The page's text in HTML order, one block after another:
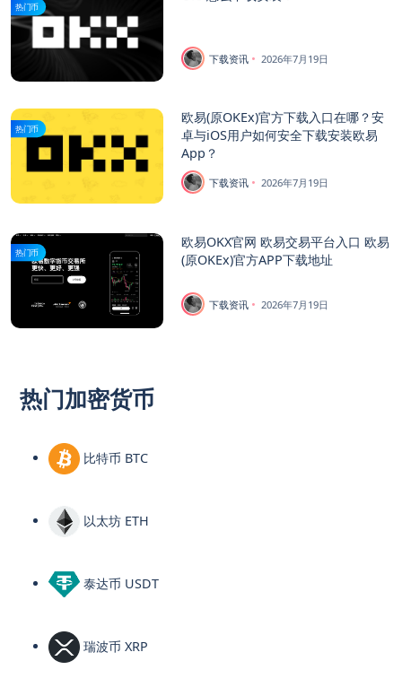
热门币
下载资讯 2026年7月19日
热门币
欧易(原OKEx)官方下载入口在哪？安
卓与iOS用户如何安全下载安装欧易
App？
下载资讯 2026年7月19日
热门币
欧易OKX官网 欧易交易平台入口 欧易
(原OKEx)官方APP下载地址
下载资讯 2026年7月19日
热门加密货币
比特币 BTC
以太坊 ETH
泰达币 USDT
瑞波币 XRP